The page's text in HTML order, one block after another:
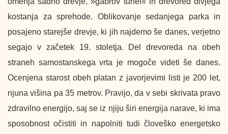
kostanja za sprehode. Oblikovanje sedanjega parka in
posajeno starejše drevje, ki jih najdemo še danes, verjetno
segajo v začetek 19. stoletja. Del drevoreda na obeh
straneh samostanskega vrta je mogoče videti še danes.
Ocenjena starost obeh platan z javorjevimi listi je 200 let,
njuna višina pa 35 metrov. Pravijo, da v sebi skrivata pravo
zdravilno energijo, saj se iz njiju širi energija narave, ki ima
sposobnost očistiti in napolniti tudi človeško energetsko